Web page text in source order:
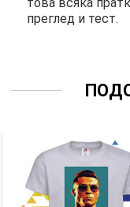
преглед и тест.